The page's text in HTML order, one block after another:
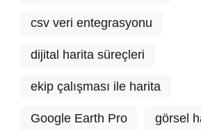
csv veri entegrasyonu
dijital harita süreçleri
ekip çalışması ile harita
Google Earth Pro görsel